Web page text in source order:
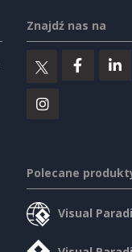
Znajdź nas na
Polecane
Visual